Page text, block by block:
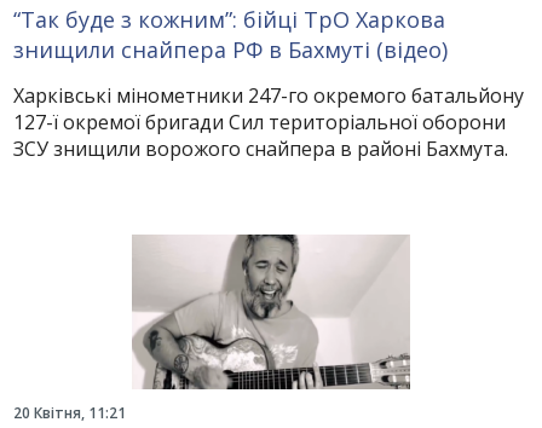
“Так буде з кожним”: бійці ТрО Харкова
знищили снайпера РФ в Бахмуті (відео)
Харківські мінометники 247-го окремого батальйону
127-ї окремої бригади Сил територіальної оборони
ЗСУ знищили ворожого снайпера в районі Бахмута.
20 Квітня, 11:21